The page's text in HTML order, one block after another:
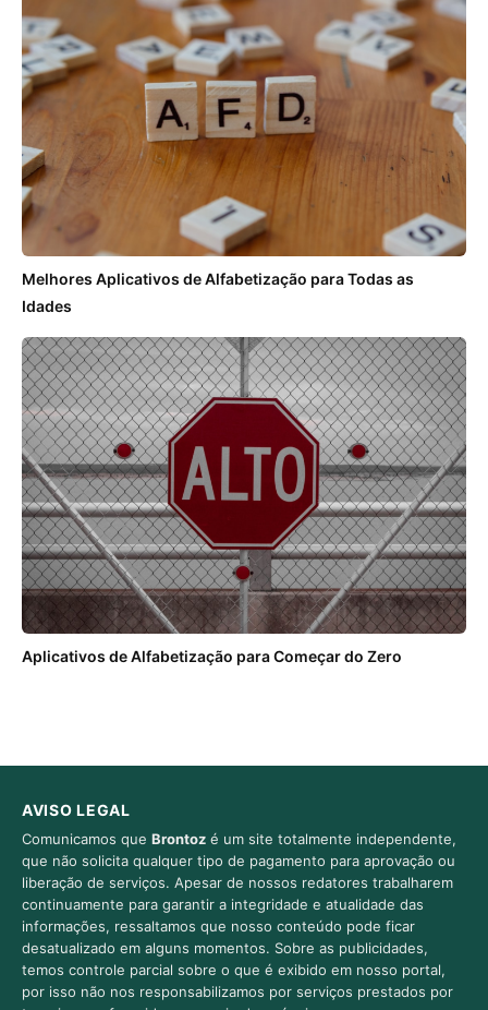
Melhores Aplicativos de Alfabetização para Todas as
Idades
Aplicativos de Alfabetização para Começar do Zero
AVISO LEGAL
Comunicamos que Brontoz é um site totalmente independente,
que não solicita qualquer tipo de pagamento para aprovação ou
liberação de serviços. Apesar de nossos redatores trabalharem
continuamente para garantir a integridade e atualidade das
informações, ressaltamos que nosso conteúdo pode ficar
desatualizado em alguns momentos. Sobre as publicidades,
temos controle parcial sobre o que é exibido em nosso portal,
por isso não nos responsabilizamos por serviços prestados por